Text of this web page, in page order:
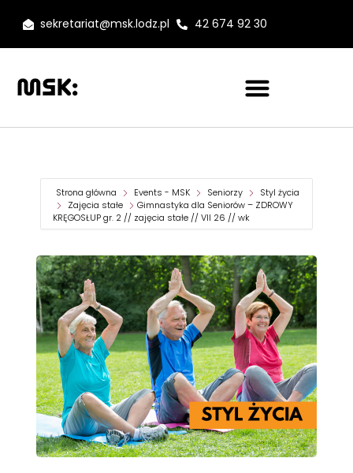
sekretariat@msk.lodz.pl 42 674 92 30
Strona główna Events - MSK Seniorzy
Styl życia
Zajęcia stałe
Gimnastyka dla Seniorów – ZDROWY
KRĘGOSŁUP gr. 2 // zajęcia stałe // VII 26 // wk